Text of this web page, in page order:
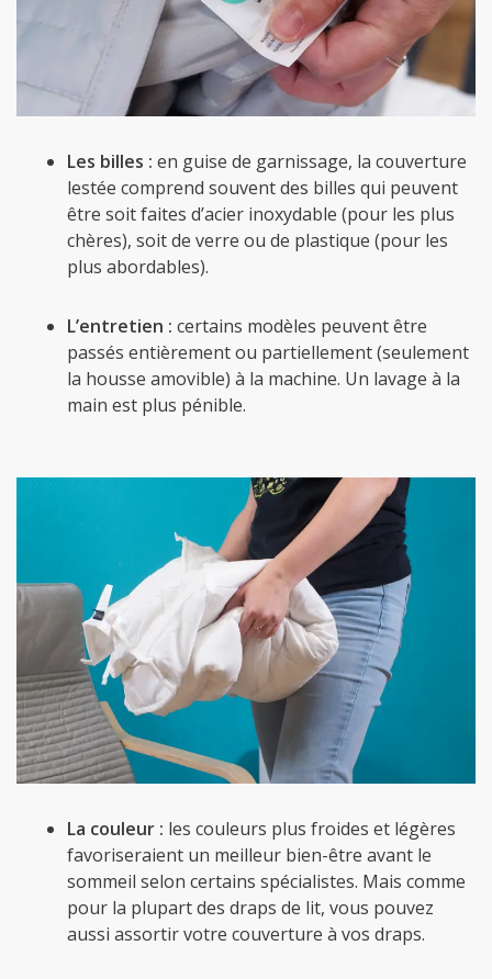
Les billes : en guise de garnissage, la couverture
lestée comprend souvent des billes qui peuvent
être soit faites d’acier inoxydable (pour les plus
chères), soit de verre ou de plastique (pour les
plus abordables).
L’entretien : certains modèles peuvent être
passés entièrement ou partiellement (seulement
la housse amovible) à la machine. Un lavage à la
main est plus pénible.
La couleur : les couleurs plus froides et légères
favoriseraient un meilleur bien-être avant le
sommeil selon certains spécialistes. Mais comme
pour la plupart des draps de lit, vous pouvez
aussi assortir votre couverture à vos draps.